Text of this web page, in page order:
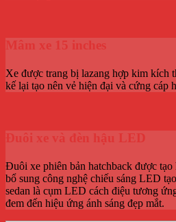
Mâm xe 15 inches
Xe được trang bị lazang hợp kim kích
kế lại tạo nên vẻ hiện đại và cứng cáp
Đuôi xe và đèn hậu LED
Đuôi xe phiên bản hatchback được
bổ sung công nghệ chiếu sáng LED
sedan là cụm LED cách điệu tương
đem đến hiệu ứng ánh sáng đẹp mắt.